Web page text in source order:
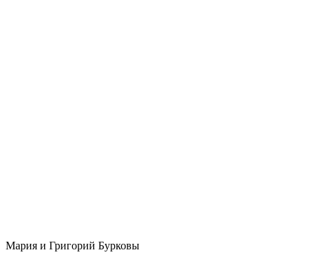
Мария и Григорий Бурковы